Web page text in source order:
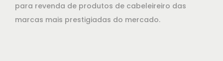
para revenda de produtos de cabeleireiro das
marcas mais prestigiadas do mercado.